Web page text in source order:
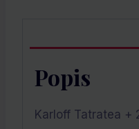
Popis
Karloff Tatratea +